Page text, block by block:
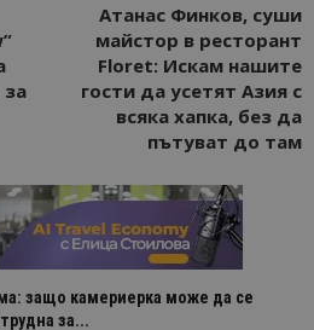
за
Атанас Финков, суши
майстор в ресторант
Floret: Искам нашите
гости да усетят Азия с
всяка хапка, без да
пътуват до там
защо камериерка може да се
за...